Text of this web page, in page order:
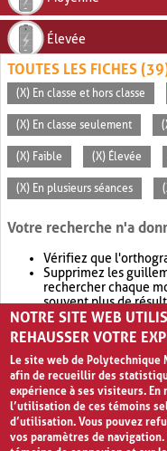
Élevée
TOUTES LES FICHES
(X) En classe et hors classe
(X) En classe seulement
(X) Faible (X) Élevée
(X) En plusieurs séances
Votre recherche n'a
Vérifiez que
Supprimez les
rechercher chaque
souvent plus de
Envisagez d'élargir
retournera souvent
NOTRE SITE WEB
REHAUSSER VOTRE
Le site web de
afin de recueillir des
expérience à ses visiteurs.
l’utilisation de ces témoins
d’utilisation. Vous pouvez
vos paramètres de